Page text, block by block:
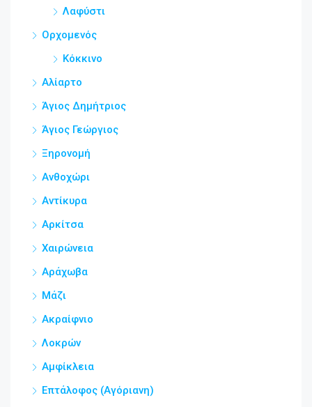
Λαφύστι
Ορχομενός
Κόκκινο
Αλίαρτο
Άγιος Δημήτριος
Άγιος Γεώργιος
Ξηρονομή
Ανθοχώρι
Αντίκυρα
Αρκίτσα
Χαιρώνεια
Αράχωβα
Μάζι
Ακραίφνιο
Λοκρών
Αμφίκλεια
Επτάλοφος (Αγόριανη)